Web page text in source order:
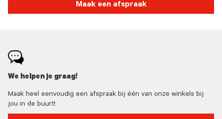
Maak een afspraak
We helpen je graag!
Maak heel eenvoudig een afspraak bij één van onze winkels bij
jou in de buurt!